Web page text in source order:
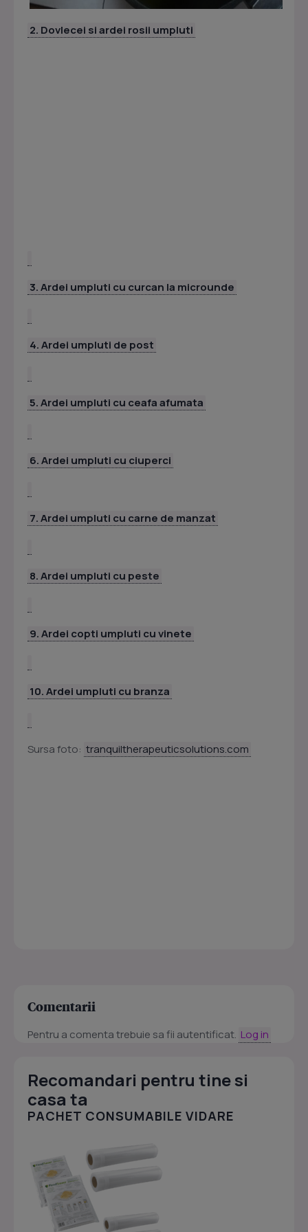
2. Dovlecei si ardei rosii umpluti
3. Ardei umpluti cu curcan la microunde
4. Ardei umpluti de post
5. Ardei umpluti cu ceafa afumata
6. Ardei umpluti cu ciuperci
7. Ardei umpluti cu carne de manzat
8. Ardei umpluti cu peste
9. Ardei copti umpluti cu vinete
10. Ardei umpluti cu branza
Sursa foto: tranquiltherapeuticsolutions.com
Comentarii
Pentru a comenta trebuie sa fii autentificat. Log in
Recomandari pentru tine si
casa ta
PACHET CONSUMABILE VIDARE